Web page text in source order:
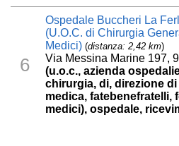
6
Ospedale Buccheri La
(U.O.C. di Chirurgia
Medici) (distanza: 2,42 km)
Via Messina Marine 197,
(u.o.c., azienda
chirurgia, di, direzione
medica, fatebenefratelli,
medici), ospedale,